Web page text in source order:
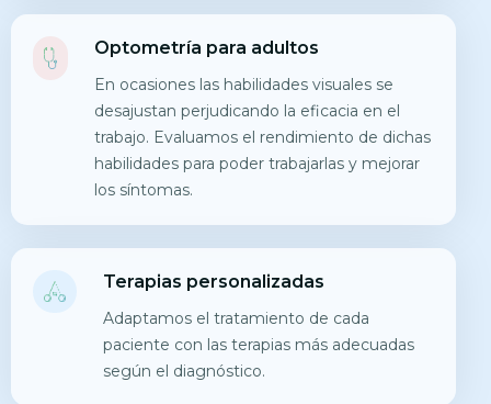
Optometría para adultos
En ocasiones las habilidades visuales se
desajustan perjudicando la eficacia en el
trabajo. Evaluamos el rendimiento de dichas
habilidades para poder trabajarlas y mejorar
los síntomas.
Terapias personalizadas
Adaptamos el tratamiento de cada
paciente con las terapias más adecuadas
según el diagnóstico.